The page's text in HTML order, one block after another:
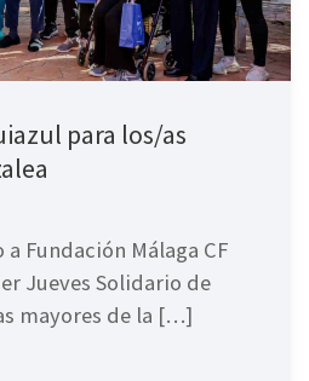
para los/as
Fundación Málaga CF
Jueves Solidario de
mayores de la […]